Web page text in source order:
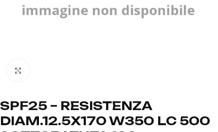
SPF25 – RESISTENZA
DIAM.12.5X170 W350 LC 500